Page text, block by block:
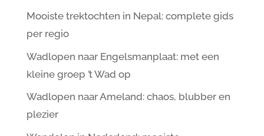
Mooiste trektochten in Nepal: complete gids
per regio
Wadlopen naar Engelsmanplaat: met een
kleine groep ’t Wad op
Wadlopen naar Ameland: chaos, blubber en
plezier